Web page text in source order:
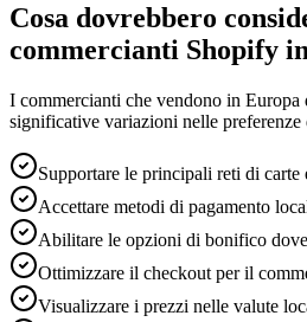
Cosa dovrebbero
commercianti Shopify
I commercianti che vendono in Europa
significative variazioni nelle preferenze
Supportare le principali reti di carte
Accettare metodi di pagamento
Abilitare le opzioni di bonifico
Ottimizzare il checkout per il
Visualizzare i prezzi nelle valute